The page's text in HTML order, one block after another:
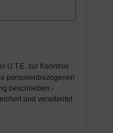
U.T.E. zur Kenntnis
personenbezogenen
beschrieben -
und verarbeitet